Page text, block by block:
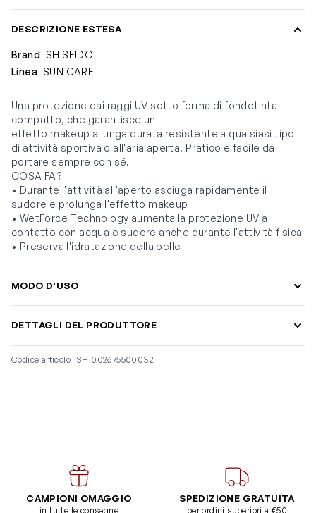
DESCRIZIONE ESTESA
Brand SHISEIDO
Linea SUN CARE
Una protezione dai raggi UV sotto forma di fondotinta
compatto, che garantisce un
effetto makeup a lunga durata resistente a qualsiasi tipo
di attività sportiva o all'aria aperta. Pratico e facile da
portare sempre con sé.
COSA FA?
• Durante l'attività all'aperto asciuga rapidamente il
sudore e prolunga l'effetto makeup
• WetForce Technology aumenta la protezione UV a
contatto con acqua e sudore anche durante l'attività fisica
• Preserva l'idratazione della pelle
MODO D'USO
DETTAGLI DEL PRODUTTORE
Codice articolo SHI002675500032
CAMPIONI OMAGGIO
in tutte le consegne
SPEDIZIONE GRATUITA
per ordini superiori a €50